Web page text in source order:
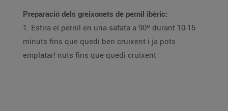
Preparació dels greixonets de pernil ibèric:
1. Estira el pernil en una safata a 90º durant 10-15
minuts fins que quedi ben cruixent i ja pots
emplatar! nuts fins que quedi cruixent